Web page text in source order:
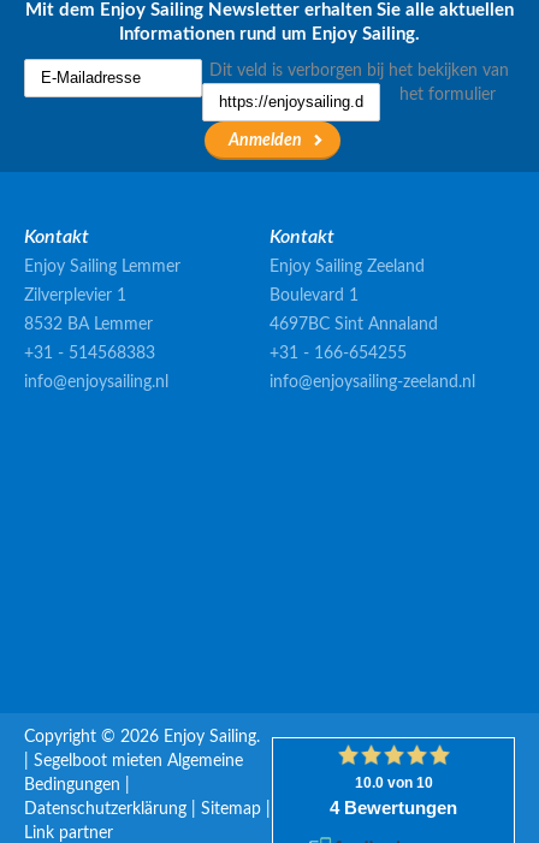
Mit dem Enjoy Sailing Newsletter erhalten Sie alle aktuellen
Informationen rund um Enjoy Sailing.
Dit veld is verborgen bij het bekijken van
het formulier
Kontakt
Enjoy Sailing Lemmer
Zilverplevier 1
8532 BA Lemmer
+31 - 514568383
info@enjoysailing.nl
Kontakt
Enjoy Sailing Zeeland
Boulevard 1
4697BC Sint Annaland
+31 - 166-654255
info@enjoysailing-zeeland.nl
Copyright © 2026 Enjoy Sailing.
Segelboot mieten Algemeine
Bedingungen
Datenschutzerklärung
Sitemap
Link partner